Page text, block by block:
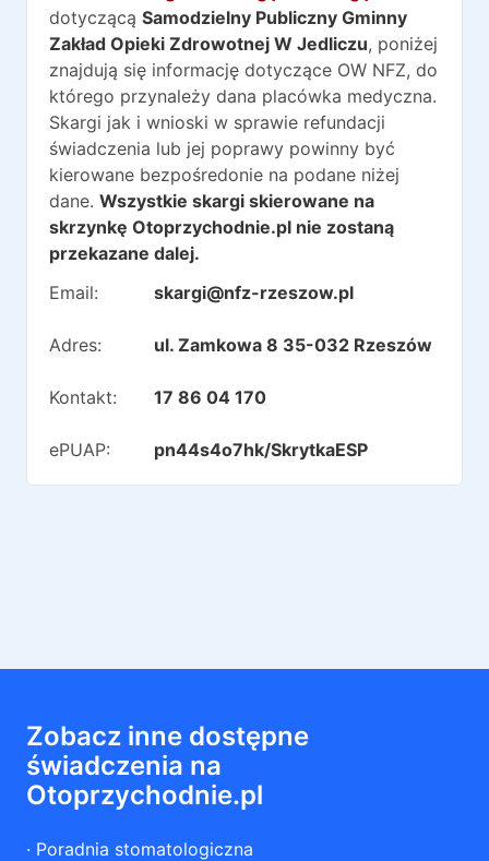
dotyczącą Samodzielny Publiczny Gminny
Zakład Opieki Zdrowotnej W Jedliczu, poniżej
znajdują się informację dotyczące OW NFZ, do
którego przynależy dana placówka medyczna.
Skargi jak i wnioski w sprawie refundacji
świadczenia lub jej poprawy powinny być
kierowane bezpośredonie na podane niżej
dane. Wszystkie skargi skierowane na
skrzynkę Otoprzychodnie.pl nie zostaną
przekazane dalej.
Email:
skargi@nfz-rzeszow.pl
Adres: ul. Zamkowa 8 35-032 Rzeszów
Kontakt: 17 86 04 170
ePUAP: pn44s4o7hk/SkrytkaESP
Zobacz inne dostępne
świadczenia na
Otoprzychodnie.pl
· Poradnia stomatologiczna